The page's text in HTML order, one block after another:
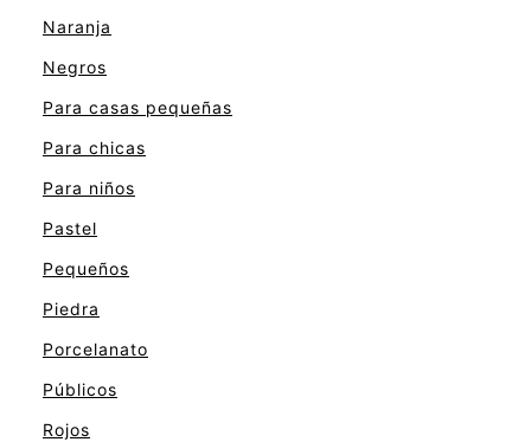
Naranja
Negros
Para casas pequeñas
Para chicas
Para niños
Pastel
Pequeños
Piedra
Porcelanato
Públicos
Rojos